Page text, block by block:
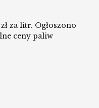
za litr. Ogłoszono
ceny paliw